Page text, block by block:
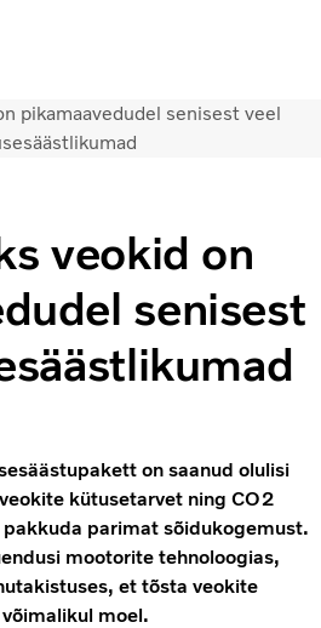
Volvo Merchandise
pood
Sisselogimine
pikamaavedudel senisest veel
veokid on
senisest
on saanud olulisi
kütusetarvet ning CO2
parimat sõidukogemust.
mootorite tehnoloogias,
et tõsta veokite
moel.